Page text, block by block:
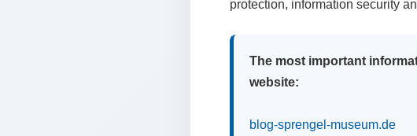
protection, information security
The most important
website:
blog-sprengel-museum.de